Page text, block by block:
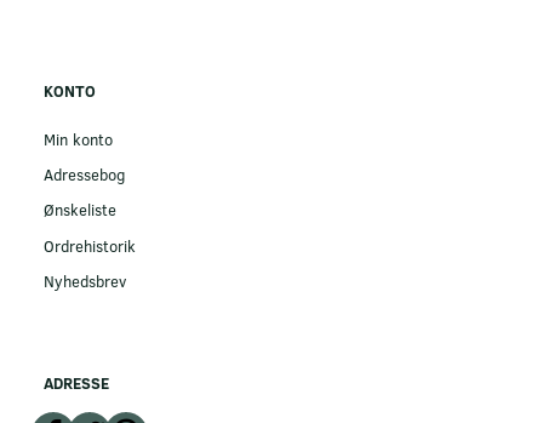
KONTO
Min konto
Adressebog
Ønskeliste
Ordrehistorik
Nyhedsbrev
ADRESSE